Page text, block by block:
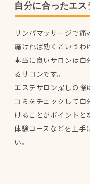
自分に合ったエ
リンパマッサージで痛
痛ければ効くというわ
本当に良いサロンは自
るサロンです。
エステサロン探しの際
コミをチェックして自
けることがポイントと
体験コースなどを上手
い。